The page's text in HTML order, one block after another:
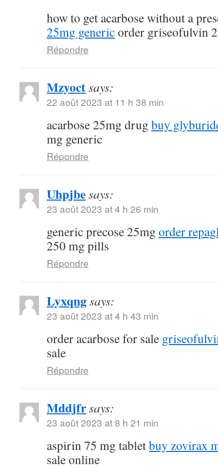
how to get acarbose without a
25mg genericorder griseofulvin
Répondre
Mzyoctsays:
22 août 2023 at 11 h 38 min
acarbose 25mg drug buy
mg generic
Répondre
Uhpjbesays:
23 août 2023 at 4 h 26 min
generic precose 25mg order
250 mg pills
Répondre
Lyxqngsays:
23 août 2023 at 4 h 43 min
order acarbose for sale
sale
Répondre
Mddjfrsays:
23 août 2023 at 8 h 21 min
aspirin 75 mg tabletbuy zovirax
sale online